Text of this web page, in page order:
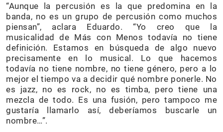
“Aunque la percusión es la que predomina en la
banda, no es un grupo de percusión como muchos
piensan”, aclara Eduardo. “Yo creo que la
musicalidad de Más con Menos todavía no tiene
definición. Estamos en búsqueda de algo nuevo
precisamente en lo musical. Lo que hacemos
todavía no tiene nombre, no tiene género, pero a lo
mejor el tiempo va a decidir qué nombre ponerle. No
es jazz, no es rock, no es timba, pero tiene una
mezcla de todo. Es una fusión, pero tampoco me
gustaría llamarlo así, deberíamos buscarle un
nombre…”.